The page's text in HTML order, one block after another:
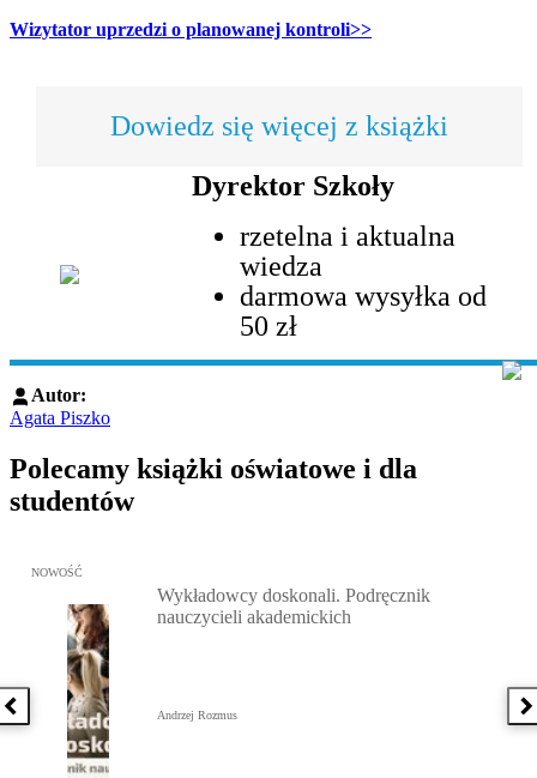
Wizytator uprzedzi o planowanej kontroli>>
Dowiedz się więcej z książki
Dyrektor Szkoły
rzetelna i aktualna
wiedza
darmowa wysyłka od
50 zł
Autor:
Agata Piszko
Polecamy książki oświatowe i dla
studentów
Poprzednia książka
Przejdź do: Wykładowcy doskonali. Podręcznik nauczycieli
NOWOŚĆ
Wykładowcy doskonali. Podręcznik
nauczycieli akademickich
Andrzej Rozmus